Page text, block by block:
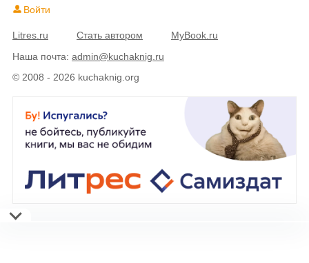
© 2008 - 2026 kuchaknig.org
Войти
Litres.ru Стать автором
MyBook.ru
Наша почта: admin@kuchaknig.ru